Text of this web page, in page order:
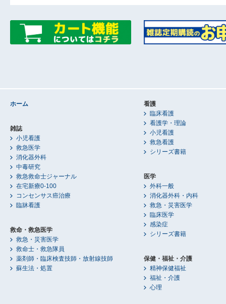
ホーム
雑誌
小児看護
救急医学
消化器外科
中毒研究
救急救命士ジャーナル
在宅新療0-100
コンセンサス癌治療
臨牀看護
救命・救急医学
救急・災害医学
救命士・救急隊員
薬剤師・臨床検査技師・放射線技師
蘇生法・処置
看護
臨床看護
看護学・理論
小児看護
救急看護
シリーズ書籍
医学
外科一般
消化器外科・内科
救急・災害医学
臨床医学
感染症
シリーズ書籍
保健・福祉・介護
精神保健福祉
福祉・介護
心理